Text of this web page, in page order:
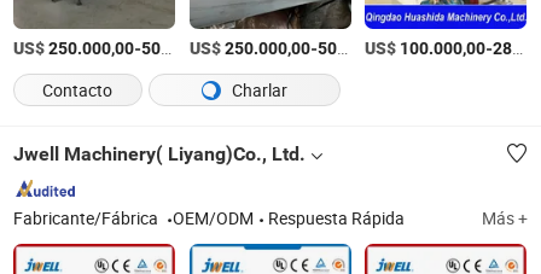
US$250.000,00-500.000,00 /Pieza
US$250.000,00-500.000,00 /Pieza
US$ 100.000,00-285.000,00
Contacto Charlar
Jwell Machinery( Liyang)Co., Ltd.
Fabricante/Fábrica OEM/ODM Respuesta Rápida Más +